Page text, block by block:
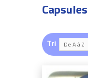
Tri De A à Z